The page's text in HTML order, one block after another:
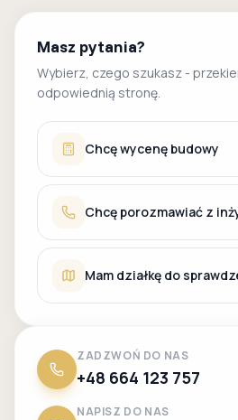
Masz pytania?
Wybierz, czego szukasz -
odpowiednią stronę.
Chcę wycenę budowy
Chcę porozmawiać z
Mam działkę do
ZADZWOŃ DO NAS
+48 664 123 757
NAPISZ DO NAS